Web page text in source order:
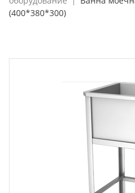
(400*380*300)